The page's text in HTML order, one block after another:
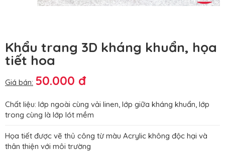
Khẩu trang 3D kháng khuẩn, họa
tiết hoa
Giá bán: 50.000 đ
Chất liệu: lớp ngoài cùng vải linen, lớp giữa kháng khuẩn, lớp
trong cùng là lớp lót mềm
Họa tiết được vẽ thủ công từ màu Acrylic không độc hại và
thân thiện với môi trường